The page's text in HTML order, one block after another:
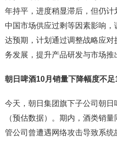
年持平，进度稍显滞后，但仍
中国市场供应过剩等因素影响
达预期，计划通过调整战略应
务发展，提升产品研发与市场
朝日啤酒10月销量下降幅度不足
今天，朝日集团旗下子公司朝
（预估数据）。期内，酒类销
管公司曾遭遇网络攻击导致系